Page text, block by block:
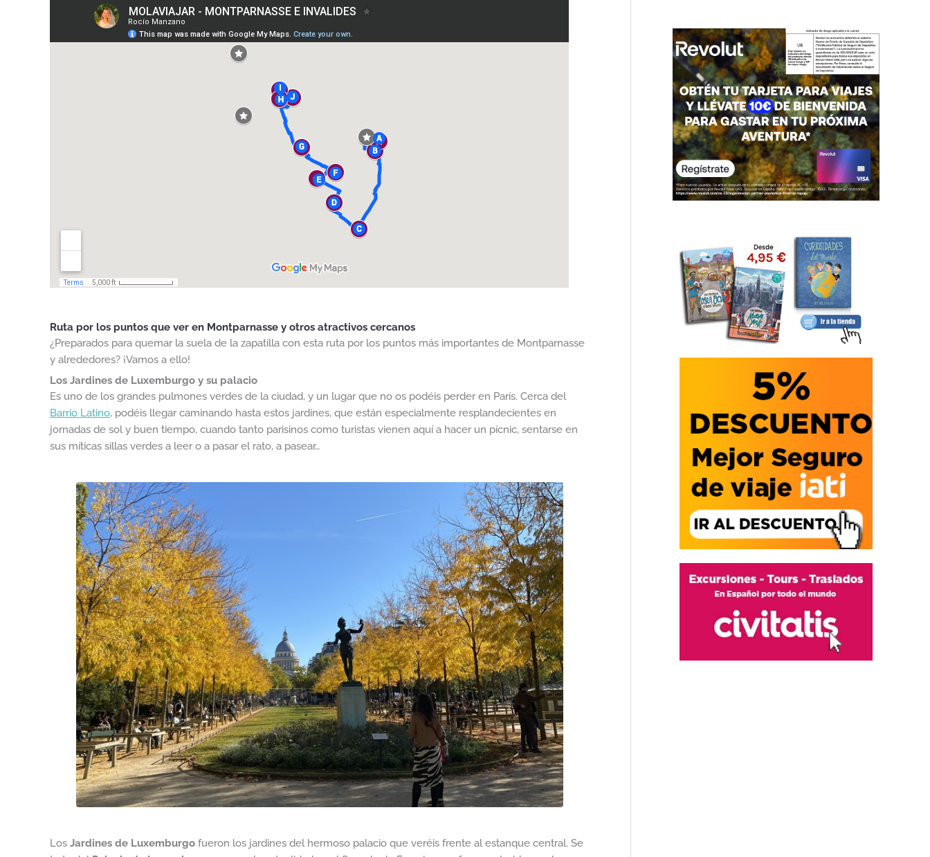
Ruta por los puntos que ver en Montparnasse y otros atractivos cercanos
¿Preparados para quemar la suela de la zapatilla con esta ruta por los puntos más importantes de Montparnasse
y alrededores? ¡Vamos a ello!
Los Jardines de Luxemburgo y su palacio
Es uno de los grandes pulmones verdes de la ciudad, y un lugar que no os podéis perder en París. Cerca del
Barrio Latino, podéis llegar caminando hasta estos jardines, que están especialmente resplandecientes en
jornadas de sol y buen tiempo, cuando tanto parisinos como turistas vienen aquí a hacer un pícnic, sentarse en
sus míticas sillas verdes a leer o a pasar el rato, a pasear…
Los Jardines de Luxemburgo fueron los jardines del hermoso palacio que veréis frente al estanque central. Se